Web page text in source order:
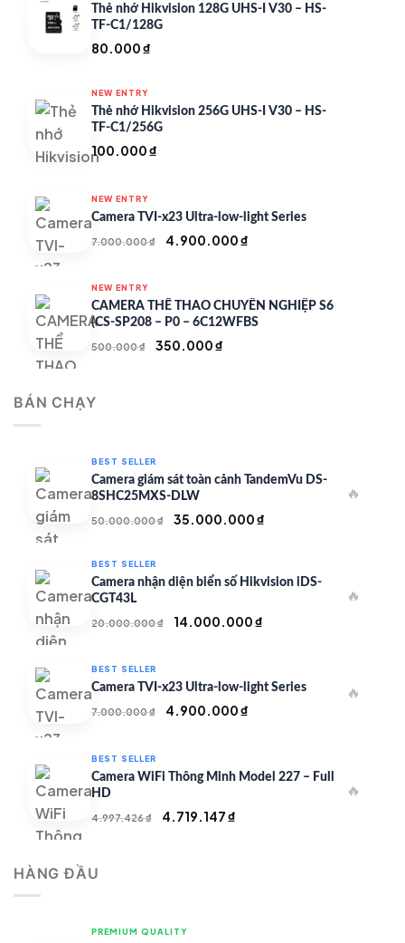
Thẻ nhớ Hikvision 128G UHS-I V30 – HS-
TF-C1/128G
80.000₫
NEW ENTRY
Thẻ nhớ Hikvision 256G UHS-I V30 – HS-
TF-C1/256G
100.000₫
NEW ENTRY
Camera TVI-x23 Ultra-low-light Series
7.000.000₫
Giá
7.000.000 ₫.
4.900.000₫
là:
4.900.000 ₫.
NEW ENTRY
CAMERA THỂ THAO CHUYÊN NGHIỆP S6
(CS-SP208 – P0 – 6C12WFBS
500.000₫
Giá
350.000₫
BÁN CHẠY
BEST SELLER
Camera giám sát toàn cảnh TandemVu DS-
8SHC25MXS-DLW
50.000.000₫
Giá
50.000.000 ₫.
35.000.000₫
là:
35.000.000 ₫.
🔥
BEST SELLER
Camera nhận diện biển số Hikvision iDS-
CGT43L
20.000.000₫
Giá
20.000.000 ₫.
14.000.000₫
là:
14.000.000 ₫.
🔥
BEST SELLER
Camera TVI-x23 Ultra-low-light Series
7.000.000₫
Giá
7.000.000 ₫.
4.900.000₫
là:
🔥
BEST SELLER
Camera WiFi Thông Minh Model 227 – Full
HD
4.997.426₫
Giá
4.719.147₫
🔥
HÀNG ĐẦU
PREMIUM QUALITY